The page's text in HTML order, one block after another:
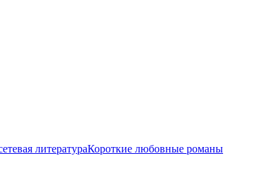
литератураКороткие любовные романы